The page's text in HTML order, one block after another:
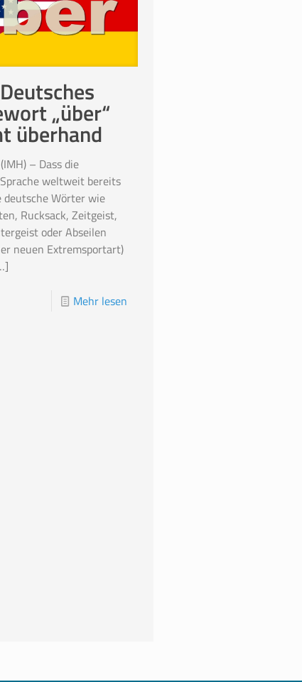
„über“
überhand
– Dass die
weltweit bereits
deutsche Wörter wie
Rucksack, Zeitgeist,
oder Abseilen
neuen Extremsportart)
Mehr lesen